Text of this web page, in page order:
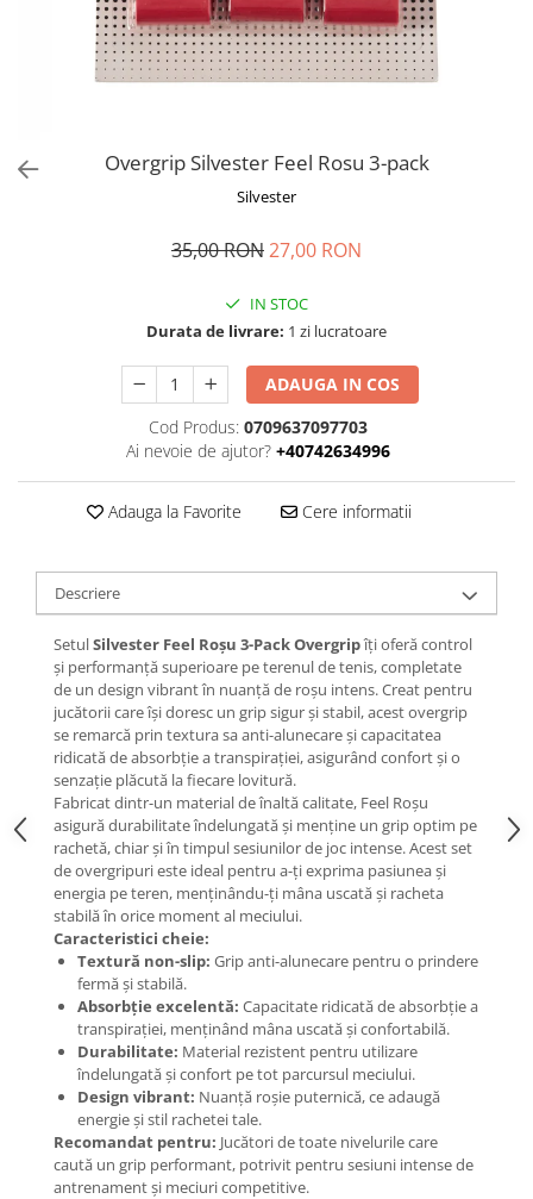
Overgrip Silvester Feel Rosu 3-pack
Silvester
35,00 RON27,00 RON
IN STOC
Durata de livrare: 1 zi lucratoare
ADAUGA IN COS
Cod Produs: 0709637097703
Ai nevoie de ajutor? +40742634996
Adauga la Favorite Cere informatii
Descriere
SetulSilvester Feel Roșu 3-Pack Overgripîți oferă control
și performanță superioare pe terenul de tenis, completate
de un design vibrant în nuanță de roșu intens. Creat pentru
jucătorii care își doresc un grip sigur și stabil, acest overgrip
se remarcă prin textura sa anti-alunecare și capacitatea
ridicată de absorbție a transpirației, asigurând confort și o
senzație plăcută la fiecare lovitură.
Fabricat dintr-un material de înaltă calitate, Feel Roșu
asigură durabilitate îndelungată și menține un grip optim pe
rachetă, chiar și în timpul sesiunilor de joc intense. Acest set
de overgripuri este ideal pentru a-ți exprima pasiunea și
energia pe teren, menținându-ți mâna uscată și racheta
stabilă în orice moment al meciului.
Caracteristici cheie:
Textură non-slip: Grip anti-alunecare pentru o prindere
fermă și stabilă.
Absorbție excelentă: Capacitate ridicată de absorbție a
transpirației, menținând mâna uscată și confortabilă.
Durabilitate: Material rezistent pentru utilizare
îndelungată și confort pe tot parcursul meciului.
Design vibrant: Nuanță roșie puternică, ce adaugă
energie și stil rachetei tale.
Recomandat pentru: Jucători de toate nivelurile care
caută un grip performant, potrivit pentru sesiuni intense de
antrenament și meciuri competitive.